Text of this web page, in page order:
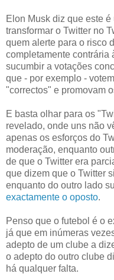
Elon Musk diz que este
transformar o Twitter no
quem alerte para o risco
completamente contrária
sucumbir a votações
que - por exemplo -
"correctos" e promovam
E basta olhar para os
revelado, onde uns não
apenas os esforços do
moderação, enquanto
de que o Twitter era
que dizem que o Twitter
enquanto do outro lado
exactamente o oposto.
Penso que o futebol é o
já que em inúmeras
adepto de um clube a
o adepto do outro clube
há qualquer falta.